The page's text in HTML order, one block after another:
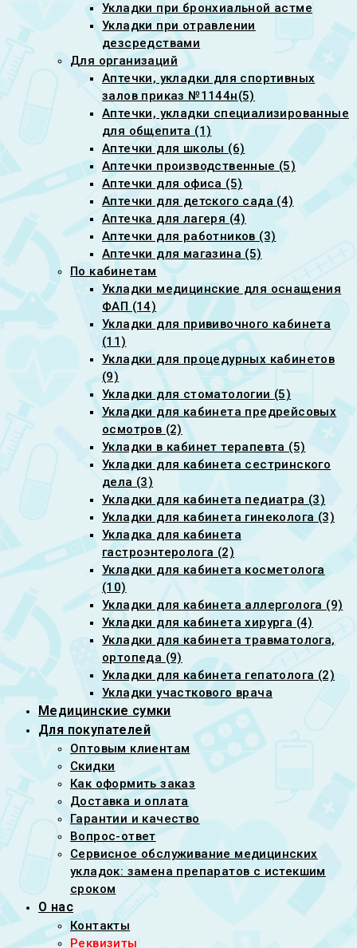
Укладки при бронхиальной астме
Укладки при отравлении
дезсредствами
Для организаций
Аптечки, укладки для спортивных
залов приказ №1144н(5)
Аптечки, укладки специализированные
для общепита (1)
Аптечки для школы (6)
Аптечки производственные (5)
Аптечки для офиса (5)
Аптечки для детского сада (4)
Аптечка для лагеря (4)
Аптечки для работников (3)
Аптечки для магазина (5)
По кабинетам
Укладки медицинские для оснащения
ФАП (14)
Укладки для прививочного кабинета
(11)
Укладки для процедурных кабинетов
(9)
Укладки для стоматологии (5)
Укладки для кабинета предрейсовых
осмотров (2)
Укладки в кабинет терапевта (5)
Укладки для кабинета сестринского
дела (3)
Укладки для кабинета педиатра (3)
Укладки для кабинета гинеколога (3)
Укладка для кабинета
гастроэнтеролога (2)
Укладки для кабинета косметолога
(10)
Укладки для кабинета аллерголога (9)
Укладки для кабинета хирурга (4)
Укладки для кабинета травматолога,
ортопеда (9)
Укладки для кабинета гепатолога (2)
Укладки участкового врача
Медицинские сумки
Для покупателей
Оптовым клиентам
Скидки
Как оформить заказ
Доставка и оплата
Гарантии и качество
Вопрос-ответ
Сервисное обслуживание медицинских
укладок: замена препаратов с истекшим
сроком
О нас
Контакты
Реквизиты